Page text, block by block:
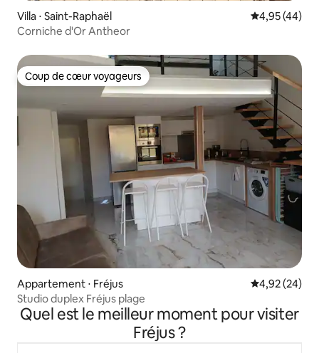
Villa ⋅ Saint-Raphaël Évaluation
4,95 (44)
Corniche d'Or Antheor
Coup de cœur voyageurs
Coup de cœur voyageurs
Appartement ⋅ Fréjus Évaluation
4,92 (24)
Studio duplex Fréjus plage
Quel est le meilleur moment pour visiter
Fréjus ?